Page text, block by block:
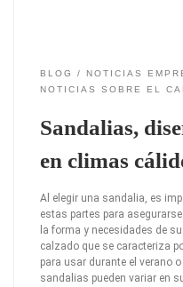
BLOG
NOTICIAS
NOTICIAS SOBRE EL
Sandalias,
en climas
Al elegir una sandalia, es
estas partes para
la forma y necesidades de
calzado que se caracteriza
para usar durante el verano
sandalias pueden variar en